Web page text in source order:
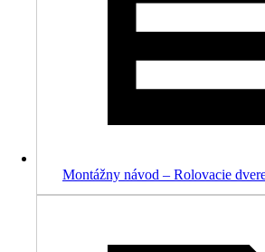
Montážny návod – Rolovacie